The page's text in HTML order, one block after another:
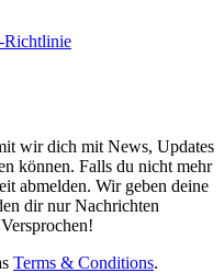
Richtlinie
wir dich mit News, Updates
können. Falls du nicht mehr
abmelden. Wir geben deine
dir nur Nachrichten
Terms & Conditions.